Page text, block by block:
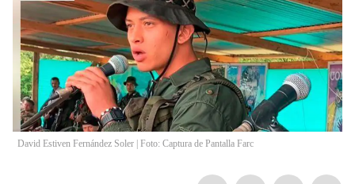
David Estiven Fernández Soler | Foto: Captura de Pantalla Farc